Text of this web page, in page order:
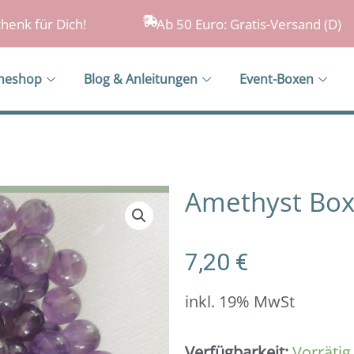
für Dich! Ab 50 Euro: Gratis-Versand (D)
Blog & Anleitungen Event-Boxen
Amethyst
7,20 €
inkl. 19% MwSt